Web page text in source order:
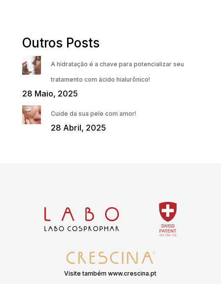
Outros Posts
A hidratação é a chave para potencializar seu
tratamento com ácido hialurônico!
28 Maio, 2025
Cuide da sua pele com amor!
28 Abril, 2025
Visite também www.crescina.pt